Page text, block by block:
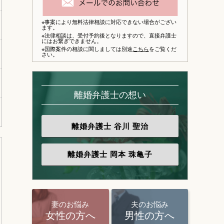
※事案により無料法律相談に対応できない場合がござい
ます。
※法律相談は、 受付予約後となりますので、 直接弁護士
にはお繋ぎできません。
※国際案件の相談に関しましては別途こちらをご覧くだ
さい。
離婚弁護士の想い
離婚弁護士 谷川 聖治
離婚弁護士 岡本 珠亀子
妻のお悩み
女性の方へ
夫のお悩み
男性の方へ